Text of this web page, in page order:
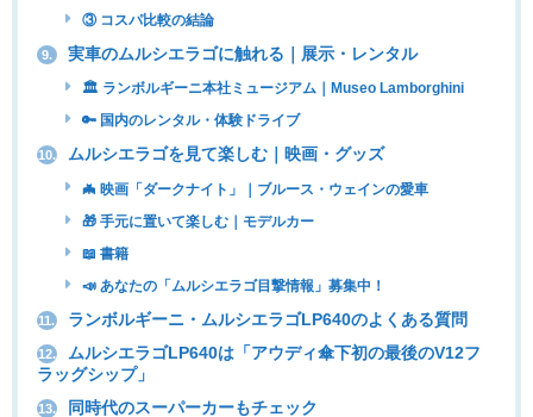
③ コスパ比較の結論
9. 実車のムルシエラゴに触れる｜展示・レンタル
🏛 ランボルギーニ本社ミュージアム｜Museo Lamborghini
🔑 国内のレンタル・体験ドライブ
10. ムルシエラゴを見て楽しむ｜映画・グッズ
🦇 映画「ダークナイト」｜ブルース・ウェインの愛車
🎁 手元に置いて楽しむ｜モデルカー
📖 書籍
📣 あなたの「ムルシエラゴ目撃情報」募集中！
11. ランボルギーニ・ムルシエラゴLP640のよくある質問
12.
ムルシエラゴLP640は「アウディ傘下初の最後のV12フ
ラッグシップ」
13. 同時代のスーパーカーもチェック